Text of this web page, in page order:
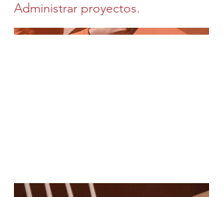
Administrar proyectos.